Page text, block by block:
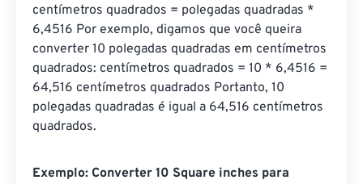
centímetros quadrados = polegadas quadradas *
6,4516 Por exemplo, digamos que você queira
converter 10 polegadas quadradas em centímetros
quadrados: centímetros quadrados = 10 * 6,4516 =
64,516 centímetros quadrados Portanto, 10
polegadas quadradas é igual a 64,516 centímetros
quadrados.
Exemplo: Converter 10 Square inches para